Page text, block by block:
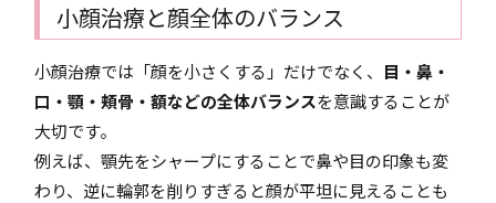
小顔治療と顔全体のバランス
小顔治療では「顔を小さくする」だけでなく、 目・鼻・
口・顎・頬骨・額などの全体バランスを意識することが
大切です。
例えば、顎先をシャープにすることで鼻や目の印象も変
わり、逆に輪郭を削りすぎると顔が平坦に見えることも